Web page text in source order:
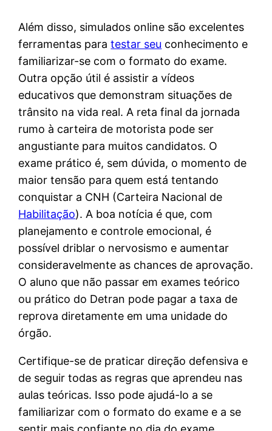
Além disso, simulados online são excelentes
ferramentas paratestar seu conhecimento e
familiarizar-se com o formato do exame.
Outra opção útil é assistir a vídeos
educativos que demonstram situações de
trânsito na vida real. A reta final da jornada
rumo à carteira de motorista pode ser
angustiante para muitos candidatos. O
exame prático é, sem dúvida, o momento de
maior tensão para quem está tentando
conquistar a CNH (Carteira Nacional de
Habilitação). A boa notícia é que, com
planejamento e controle emocional, é
possível driblar o nervosismo e aumentar
consideravelmente as chances de aprovação.
O aluno que não passar em exames teórico
ou prático do Detran pode pagar a taxa de
reprova diretamente em uma unidade do
órgão.
Certifique-se de praticar direção defensiva e
de seguir todas as regras que aprendeu nas
aulas teóricas. Isso pode ajudá-lo a se
familiarizar com o formato do exame e a se